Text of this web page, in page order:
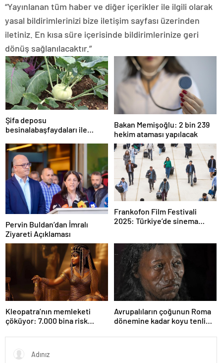
“Yayınlanan tüm haber ve diğer içerikler ile ilgili olarak
yasal bildirimlerinizi bize iletişim sayfası üzerinden
iletiniz. En kısa süre içerisinde bildirimlerinize geri
dönüş sağlanılacaktır.”
Şifa deposu
besinalabaşfaydaları ile
koruyan mucize besin
alabaş…
Bakan Memişoğlu: 2 bin 239
hekim ataması yapılacak
Pervin Buldan’dan İmralı
Ziyareti Açıklaması
Frankofon Film Festivali
2025: Türkiye’de sinema
Kleopatra’nın memleketi
çöküyor: 7.000 bina risk
Avrupalıların çoğunun Roma
dönemine kadar koyu tenli